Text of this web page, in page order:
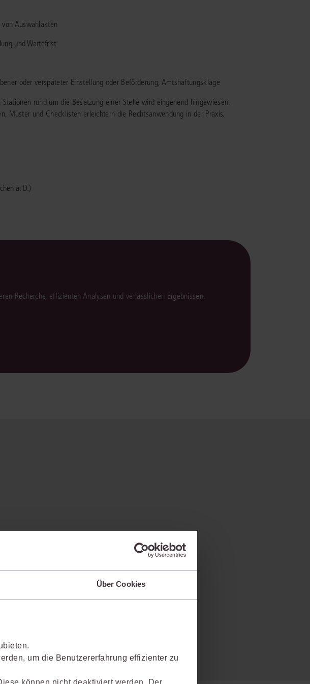
Über Cookies
um die Benutzererfahrung effizienter zu
können nicht deaktiviert werden. Der
Zivil- und Zivilprozessrecht
Auswahlakten
und Wartefrist
oder verspäteter Einstellung oder Beförderung, Amtshaftungsklage
rund um die Besetzung einer Stelle wird eingehend hingewiesen.
Muster und Checklisten erleichtern die Rechtsanwendung in der Praxis.
a. D.)
Recherche, effizienten Analysen und verlässlichen Ergebnissen.
vor allem
ständig